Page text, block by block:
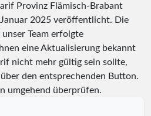
Provinz Flämisch-Brabant
2025 veröffentlicht. Die
Team erfolgte
eine Aktualisierung bekannt
nicht mehr gültig sein sollte,
den entsprechenden Button.
umgehend überprüfen.